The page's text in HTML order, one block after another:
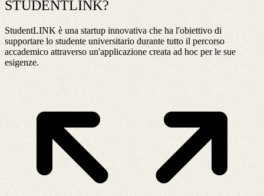
STUDENTLINK?
StudentLINK è una startup innovativa che ha l'obiettivo di
supportare lo studente universitario durante tutto il percorso
accademico attraverso un'applicazione creata ad hoc per le sue
esigenze.